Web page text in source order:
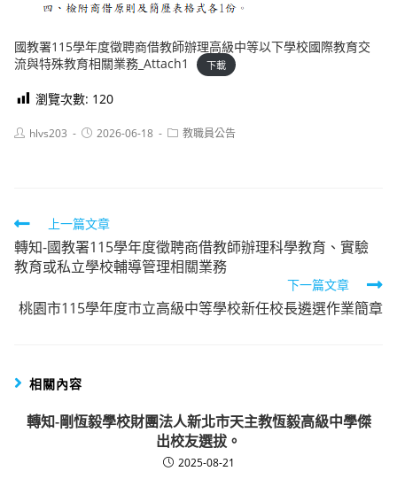
國教署115學年度徵聘商借教師辦理高級中等以下學校國際教育交
流與特殊教育相關業務_Attach1
下載
瀏覽次數: 120
Posthlvs203
Post2026-06-18
Post教職員公告
Read
more
articles
上一篇文章
轉知-國教署115學年度徵聘商借教師辦理科學教育、實驗
教育或私立學校輔導管理相關業務
下一篇文章
桃園市115學年度市立高級中等學校新任校長遴選作業簡章
相關內容
轉知-剛恆毅學校財團法人新北市天主教恆毅高級中學傑
出校友選拔。
2025-08-21